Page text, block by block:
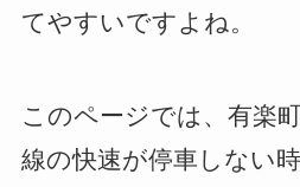
てやすいですよね。
このページでは、有楽
線の快速が停車しない